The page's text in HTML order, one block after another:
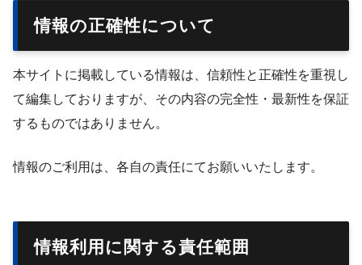
情報の正確性について
本サイトに掲載している情報は、信頼性と正確性を重視し
て編集しておりますが、その内容の完全性・最新性を保証
するものではありません。
情報のご利用は、各自の責任にてお願いいたします。
情報利用に関する責任範囲